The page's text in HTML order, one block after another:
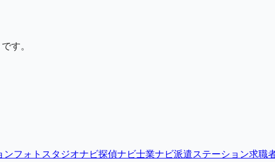
す。
ンフォトスタジオナビ探偵ナビ士業ナビ派遣ステーション求職